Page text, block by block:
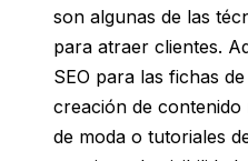
son algunas de las
para atraer clientes.
SEO para las fichas
creación de
de moda o tutoriales